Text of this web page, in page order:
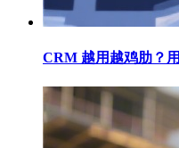
CRM 越用越鸡肋？